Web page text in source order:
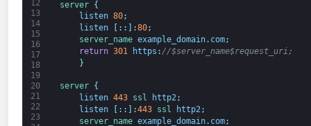
12
13
14
15
16
17
18
19
20
21
22
23
server
{
listen 80;
listen
: : :80;
server_name example_domain. com;
return 301 https : //$server_name$request_uri;
}
server
{
listen 443 ssl http2;
listen
[ : : ] :443 ssl http2 ;
server_name example_domain. com;